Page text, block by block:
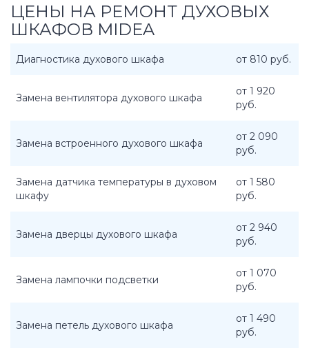
ЦЕНЫ НА РЕМОНТ ДУХОВЫХ
ШКАФОВ MIDEA
Диагностика духового шкафа от 810 руб.
Замена вентилятора духового шкафа
от 1 920
руб.
Замена встроенного духового шкафа
от 2 090
руб.
Замена датчика температуры в духовом
шкафу
от 1 580
руб.
Замена дверцы духового шкафа
от 2 940
руб.
Замена лампочки подсветки
от 1 070
руб.
Замена петель духового шкафа
от 1 490
руб.